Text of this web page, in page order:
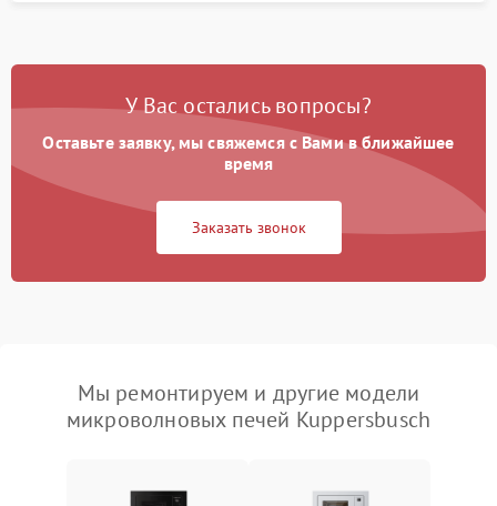
У Вас остались вопросы?
Оставьте заявку, мы свяжемся с Вами в ближайшее
время
Заказать звонок
Мы ремонтируем и другие модели
микроволновых печей Kuppersbusch